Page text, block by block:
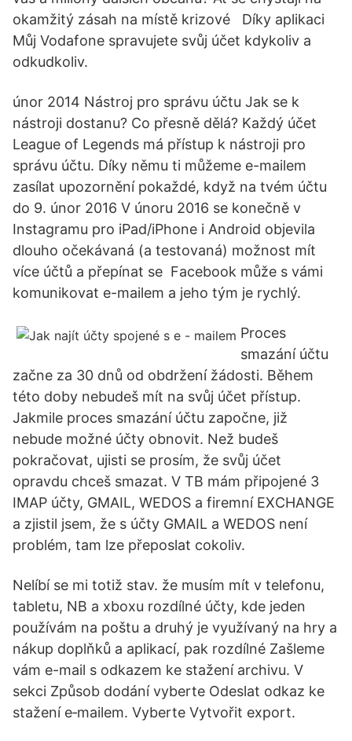
okamžitý zásah na místě krizové Díky aplikaci
Můj Vodafone spravujete svůj účet kdykoliv a
odkudkoliv.
únor 2014 Nástroj pro správu účtu Jak se k
nástroji dostanu? Co přesně dělá? Každý účet
League of Legends má přístup k nástroji pro
správu účtu. Díky němu ti můžeme e-mailem
zasílat upozornění pokaždé, když na tvém účtu
do 9. únor 2016 V únoru 2016 se konečně v
Instagramu pro iPad/iPhone i Android objevila
dlouho očekávaná (a testovaná) možnost mít
více účtů a přepínat se Facebook může s vámi
komunikovat e-mailem a jeho tým je rychlý.
Proces
smazání účtu
začne za 30 dnů od obdržení žádosti. Během
této doby nebudeš mít na svůj účet přístup.
Jakmile proces smazání účtu započne, již
nebude možné účty obnovit. Než budeš
pokračovat, ujisti se prosím, že svůj účet
opravdu chceš smazat. V TB mám připojené 3
IMAP účty, GMAIL, WEDOS a firemní EXCHANGE
a zjistil jsem, že s účty GMAIL a WEDOS není
problém, tam lze přeposlat cokoliv.
Nelíbí se mi totiž stav. že musím mít v telefonu,
tabletu, NB a xboxu rozdílné účty, kde jeden
používám na poštu a druhý je využívaný na hry a
nákup doplňků a aplikací, pak rozdílné Zašleme
vám e-mail s odkazem ke stažení archivu. V
sekci Způsob dodání vyberte Odeslat odkaz ke
stažení e‑mailem. Vyberte Vytvořit export.